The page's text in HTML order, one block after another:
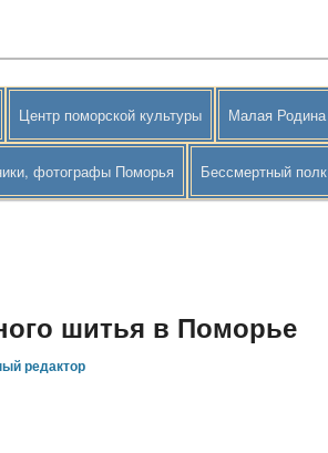
Центр поморской культуры Малая Родина
фотографы Поморья Бессмертный полк
шитья в Поморье
редактор